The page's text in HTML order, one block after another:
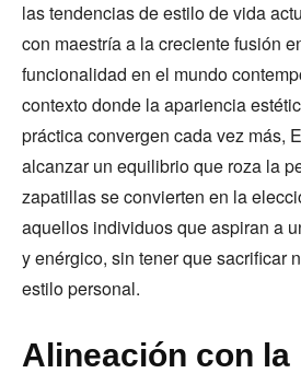
las tendencias de estilo de vida
con maestría a la creciente fusión
funcionalidad en el mundo
contexto donde la apariencia
práctica convergen cada vez más,
alcanzar un equilibrio que roza la
zapatillas se convierten en la
aquellos individuos que aspiran a
y enérgico, sin tener que sacrificar
estilo personal.
Alineación con la